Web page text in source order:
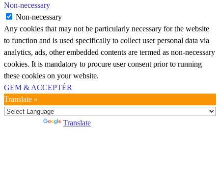
Non-necessary
Non-necessary
Any cookies that may not be particularly necessary for the website
to function and is used specifically to collect user personal data via
analytics, ads, other embedded contents are termed as non-necessary
cookies. It is mandatory to procure user consent prior to running
these cookies on your website.
GEM & ACCEPTÈR
Translate »
Translate